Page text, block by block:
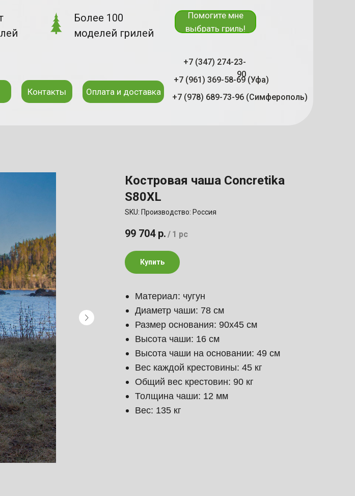
+7 (347) 274-23-
90
Помогите мне
выбрать гриль!
+7 (978) 689-73-96 (Симферополь)
Контакты
+7 (961) 369-58-69 (Уфа)
Оплата и доставка
Более 100
моделей грилей
Костровая чаша Concretika
S80XL
SKU: Производство: Россия
99 704 р. / 1 pc
Купить
Материал: чугун
Диаметр чаши: 78 см
Размер основания: 90х45 см
Высота чаши: 16 см
Высота чаши на основании: 49 см
Вес каждой крестовины: 45 кг
Общий вес крестовин: 90 кг
Толщина чаши: 12 мм
Вес: 135 кг